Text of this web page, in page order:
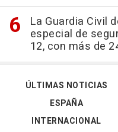
La Guardia Civil
especial de
12, con más de
ÚLTIMAS NOTICIAS
ESPAÑA
INTERNACIONAL